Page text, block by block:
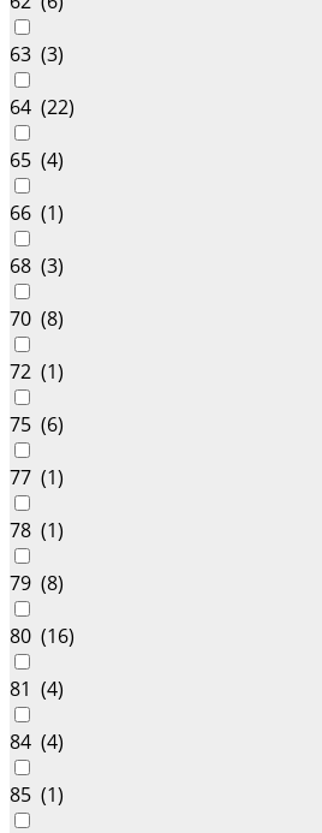
63 (3)
64 (22)
65 (4)
66 (1)
68 (3)
70 (8)
72 (1)
75 (6)
77 (1)
78 (1)
79 (8)
80 (16)
81 (4)
84 (4)
85 (1)